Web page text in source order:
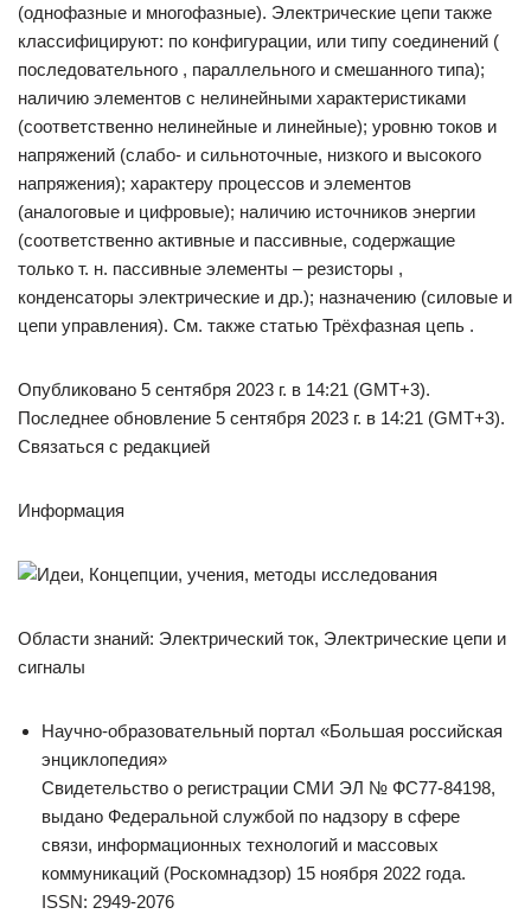
(однофазные и многофазные). Электрические цепи также
классифицируют: по конфигурации, или типу соединений (
последовательного , параллельного и смешанного типа);
наличию элементов с нелинейными характеристиками
(соответственно нелинейные и линейные); уровню токов и
напряжений (слабо- и сильноточные, низкого и высокого
напряжения); характеру процессов и элементов
(аналоговые и цифровые); наличию источников энергии
(соответственно активные и пассивные, содержащие
только т. н. пассивные элементы – резисторы ,
конденсаторы электрические и др.); назначению (силовые и
цепи управления). См. также статью Трёхфазная цепь .
Опубликовано 5 сентября 2023 г. в 14:21 (GMT+3).
Последнее обновление 5 сентября 2023 г. в 14:21 (GMT+3).
Связаться с редакцией
Информация
Области знаний: Электрический ток, Электрические цепи и
сигналы
Научно-образовательный портал «Большая российская
энциклопедия»
Свидетельство о регистрации СМИ ЭЛ № ФС77-84198,
выдано Федеральной службой по надзору в сфере
связи, информационных технологий и массовых
коммуникаций (Роскомнадзор) 15 ноября 2022 года.
ISSN: 2949-2076